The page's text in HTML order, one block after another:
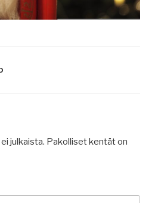
julkaista. Pakolliset kentät on